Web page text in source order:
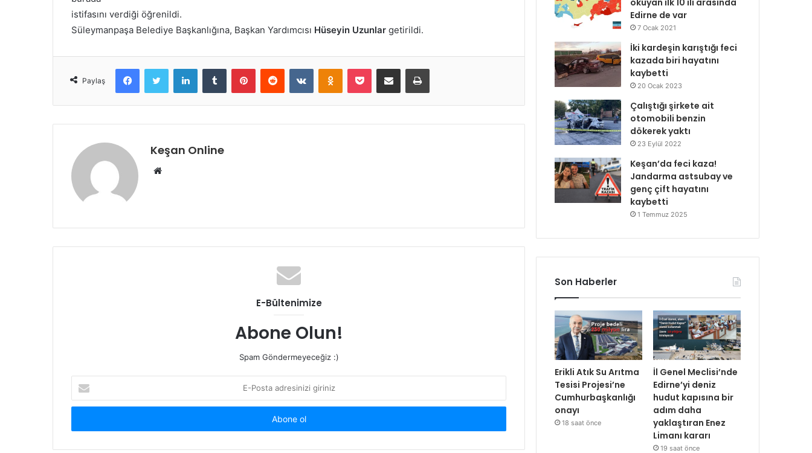
istifasını verdiği öğrenildi.
Süleymanpaşa Belediye Başkanlığına, Başkan Yardımcısı Hüseyin Uzunlar getirildi.
Paylaş
FacebookTwitter LinkedInTumblr PinterestReddit VKontakteOdnoklassniki
Pocket E-Posta ile paylaş Yazdır
Keşan Online
Web
E-Bültenimize
Abone Olun!
Spam Göndermeyeceğiz :)
Posta
adresinizi
okuyan ilk 10 ili arasında
Edirne de var
7 Ocak 2021
İki kardeşin karıştığı feci
kazada biri hayatını
kaybetti
20 Ocak 2023
Çalıştığı şirkete ait
otomobili benzin
dökerek yaktı
23 Eylül 2022
Keşan’da feci kaza!
Jandarma astsubay ve
genç çift hayatını
kaybetti
1 Temmuz 2025
Son Haberler
Erikli Atık Su Arıtma
Tesisi Projesi’ne
Cumhurbaşkanlığı
onayı
18 saat önce
İl Genel Meclisi’nde
Edirne’yi deniz
hudut kapısına bir
adım daha
yaklaştıran Enez
Limanı kararı
19 saat önce